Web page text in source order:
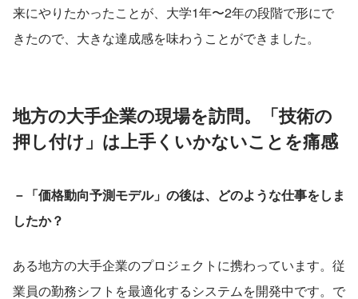
来にやりたかったことが、大学1年〜2年の段階で形にで
きたので、大きな達成感を味わうことができました。
地方の大手企業の現場を訪問。「技術の
押し付け」は上手くいかないことを痛感
－「価格動向予測モデル」の後は、どのような仕事をしま
したか？
ある地方の大手企業のプロジェクトに携わっています。従
業員の勤務シフトを最適化するシステムを開発中です。で